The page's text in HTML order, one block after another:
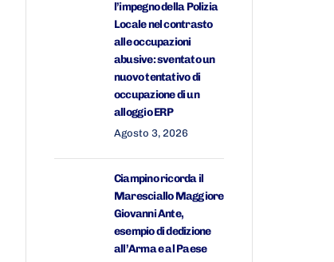
l’impegno della Polizia
Locale nel contrasto
alle occupazioni
abusive: sventato un
nuovo tentativo di
occupazione di un
alloggio ERP
Agosto 3, 2026
Ciampino ricorda il
Maresciallo Maggiore
Giovanni Ante,
esempio di dedizione
all’Arma e al Paese